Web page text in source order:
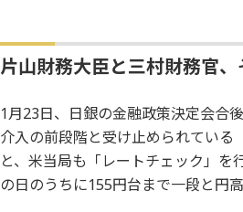
片山財務大臣と三村財務官
1月23日、日銀の金融政策決定会合
介入の前段階と受け止められている
と、米当局も「レートチェック」
の日のうちに155円台まで一段と円高